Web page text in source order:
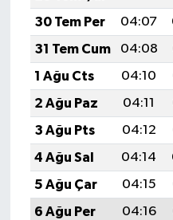
30 Tem Per
04:07
31 Tem Cum
04:08
1 Ağu Cts
04:10
2 Ağu Paz
04:11
3 Ağu Pts
04:12
4 Ağu Sal
04:14
5 Ağu Çar
04:15
6 Ağu Per
04:16